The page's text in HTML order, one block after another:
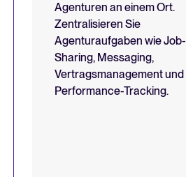
Agenturen an einem Ort.
Zentralisieren Sie
Agenturaufgaben wie Job-
Sharing, Messaging,
Vertragsmanagement und
Performance-Tracking.